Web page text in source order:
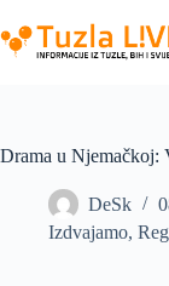
to
content
Drama u Njemačkoj:
DeSk
Izdvajamo,